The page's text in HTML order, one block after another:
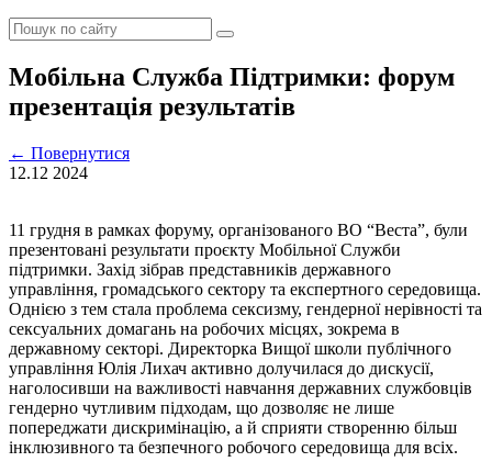
Мобільна Служба Підтримки: форум
презентація результатів
← Повернутися
12.12 2024
11 грудня в рамках форуму, організованого ВО “Веста”, були
презентовані результати проєкту Мобільної Служби
підтримки. Захід зібрав представників державного
управління, громадського сектору та експертного середовища.
Однією з тем стала проблема сексизму, гендерної нерівності та
сексуальних домагань на робочих місцях, зокрема в
державному секторі. Директорка Вищої школи публічного
управління Юлія Лихач активно долучилася до дискусії,
наголосивши на важливості навчання державних службовців
гендерно чутливим підходам, що дозволяє не лише
попереджати дискримінацію, а й сприяти створенню більш
інклюзивного та безпечного робочого середовища для всіх.